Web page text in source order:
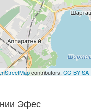
contributors, CC-BY-SA
Эфес